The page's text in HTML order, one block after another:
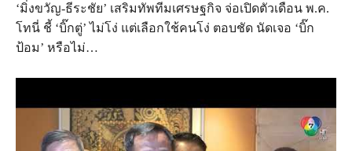
‘มิ่งขวัญ-ธีระชัย’ เสริมทัพทีมเศรษฐกิจ จ่อเปิดตัวเดือน พ.ค.
โทนี่ ชี้ ‘บิ๊กตู่’ ไม่โง่ แต่เลือกใช้คนโง่ ตอบชัด นัดเจอ ‘บิ๊ก
ป้อม’ หรือไม่…